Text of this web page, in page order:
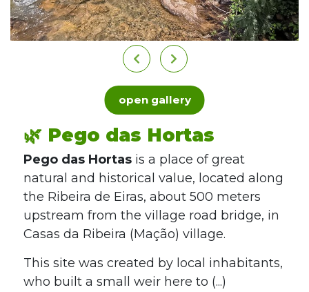
open gallery
🌿 Pego das Hortas
Pego das Hortasis a place of great
natural and historical value, located along
the Ribeira de Eiras, about 500 meters
upstream from the village road bridge, in
Casas da Ribeira (Mação) village.
This site was created by local inhabitants,
who built a small weir here to (...)